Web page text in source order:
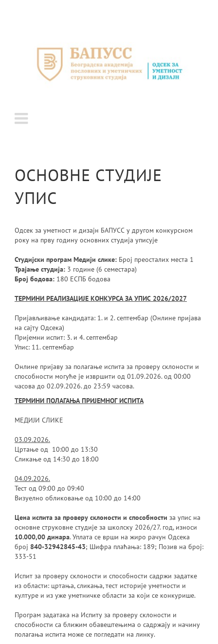
ОСНОВНЕ СТУДИЈЕ
УПИС
Одсек за уметност и дизајн БАПУСС у другом конкурсном
року на прву годину основних студија уписује
Студијски програм Медији слике: Број преосталих места 1
Трајање студија:3 године (6 семестара)
Број бодова:180 ЕСПБ бодова
ТЕРМИНИ РЕАЛИЗАЦИЈЕ КОНКУРСА ЗА УПИС 2026/2027
Пријављивање кандидата: 1. и 2. септембар (Онлине пријава
на сајту Одсека)
Пријемни испит: 3. и 4. септембар
Упис: 11. септембар
Онлине пријаву за полагање испита за проверу склоности и
способности могуће је извршити од 01.09.2026. од 00:00
часова до 02.09.2026. до 23:59 часова.
ТЕРМИНИ ПОЛАГАЊА ПРИЈЕМНОГ ИСПИТА
МЕДИЈИ СЛИКЕ
03.09.2026.
Цртање од 10:00 до 13:30
Сликање од 14:30 до 18:00
04.09.2026.
Тест од 09:00 до 09:40
Визуелно обликовање од 10:00 до 14:00
Цена испита за проверу склоности и способности за упис на
основне струковне студије за школску 2026/27. год, износи
10.000,00 динара. Уплата се врши на жиро рачун Одсека
број 840-32942845-43; Шифра плаћања: 189; Позив на број:
333-51
Испит за проверу склоности и способности садржи задатке
из области: цртања, сликања, тест историје уметности и
културе и из уже уметничке области за који се конкурише.
Програм задатака на Испиту за проверу склоности и
способности са ближим обавештењима о садржају и начину
полагања испита може се погледати на линку.